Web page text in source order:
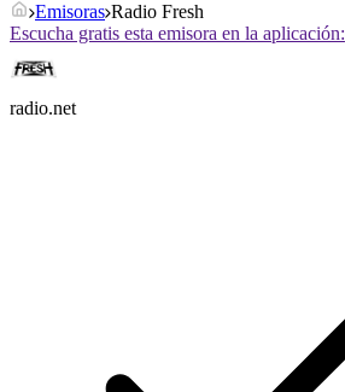
Emisoras Radio Fresh
Escucha gratis esta emisora en la aplicación:
radio.net